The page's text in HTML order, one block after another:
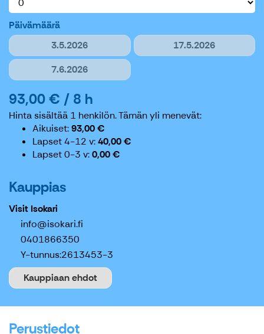
Päivämäärä
3.5.2026
17.5.2026
7.6.2026
93,00 € / 8 h
Hinta sisältää 1 henkilön.Tämän yli menevät:
Aikuiset 93,00 €
Lapset 4-12 v 40,00 €
Lapset 0-3 v 0,00 €
Kauppias
Visit Isokari
info@isokari.fi
0401866350
Y-tunnus:2613453-3
Kauppiaan ehdot
Perustiedot